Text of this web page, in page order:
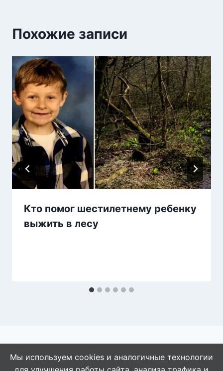
Похожие записи
Кто помог шестилетнему ребенку
выжить в лесу
Мы используем cookies и аналогичные технологии